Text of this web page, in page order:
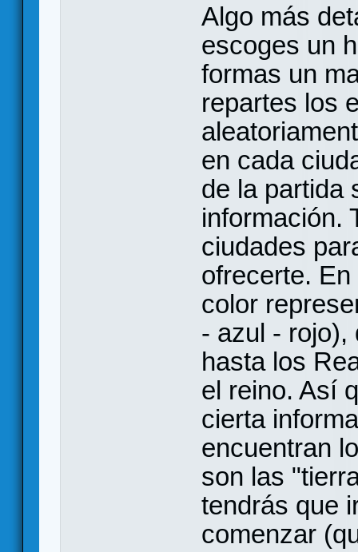
Algo más
escoges un
formas un
repartes los
en cada
de la partida
información.
ciudades
ofrecerte.
color
- azul - rojo),
hasta los
el reino. Así
cierta
encuentran
son las
tendrás que
comenzar